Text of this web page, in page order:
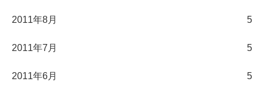
2011年8月 5
2011年7月 5
2011年6月 5